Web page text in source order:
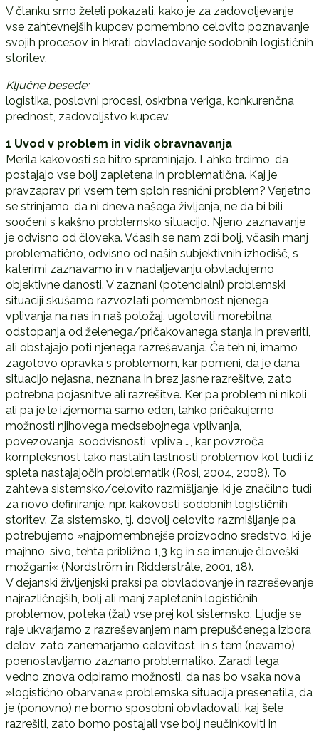
V članku smo želeli pokazati, kako je za zadovoljevanje
vse zahtevnejših kupcev pomembno celovito poznavanje
svojih procesov in hkrati obvladovanje sodobnih logističnih
storitev.
Ključne besede:
logistika, poslovni procesi, oskrbna veriga, konkurenčna
prednost, zadovoljstvo kupcev.
1 Uvod v problem in vidik obravnavanja
Merila kakovosti se hitro spreminjajo. Lahko trdimo, da
postajajo vse bolj zapletena in problematična. Kaj je
pravzaprav pri vsem tem sploh resnični problem? Verjetno
se strinjamo, da ni dneva našega življenja, ne da bi bili
soočeni s kakšno problemsko situacijo. Njeno zaznavanje
je odvisno od človeka. Včasih se nam zdi bolj, včasih manj
problematično, odvisno od naših subjektivnih izhodišč, s
katerimi zaznavamo in v nadaljevanju obvladujemo
objektivne danosti. V zaznani (potencialni) problemski
situaciji skušamo razvozlati pomembnost njenega
vplivanja na nas in naš položaj, ugotoviti morebitna
odstopanja od želenega/pričakovanega stanja in preveriti,
ali obstajajo poti njenega razreševanja. Če teh ni, imamo
zagotovo opravka s problemom, kar pomeni, da je dana
situacijo nejasna, neznana in brez jasne razrešitve, zato
potrebna pojasnitve ali razrešitve. Ker pa problem ni nikoli
ali pa je le izjemoma samo eden, lahko pričakujemo
možnosti njihovega medsebojnega vplivanja,
povezovanja, soodvisnosti, vpliva …, kar povzroča
kompleksnost tako nastalih lastnosti problemov kot tudi iz
spleta nastajajočih problematik (Rosi, 2004, 2008). To
zahteva sistemsko/celovito razmišljanje, ki je značilno tudi
za novo definiranje, npr. kakovosti sodobnih logističnih
storitev. Za sistemsko, tj. dovolj celovito razmišljanje pa
potrebujemo »najpomembnejše proizvodno sredstvo, ki je
majhno, sivo, tehta približno 1,3 kg in se imenuje človeški
možgani« (Nordström in Ridderstråle, 2001, 18).
V dejanski življenjski praksi pa obvladovanje in razreševanje
najrazličnejših, bolj ali manj zapletenih logističnih
problemov, poteka (žal) vse prej kot sistemsko. Ljudje se
raje ukvarjamo z razreševanjem nam prepuščenega izbora
delov, zato zanemarjamo celovitost in s tem (nevarno)
poenostavljamo zaznano problematiko. Zaradi tega
vedno znova odpiramo možnosti, da nas bo vsaka nova
»logistično obarvana« problemska situacija presenetila, da
je (ponovno) ne bomo sposobni obvladovati, kaj šele
razrešiti, zato bomo postajali vse bolj neučinkoviti in